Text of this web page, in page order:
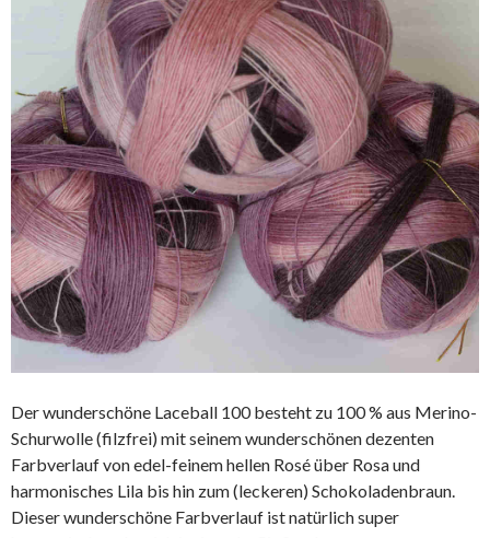
Der wunderschöne Laceball 100 besteht zu 100 % aus Merino-
Schurwolle (filzfrei) mit seinem wunderschönen dezenten
Farbverlauf von edel-feinem hellen Rosé über Rosa und
harmonisches Lila bis hin zum (leckeren) Schokoladenbraun.
Dieser wunderschöne Farbverlauf ist natürlich super